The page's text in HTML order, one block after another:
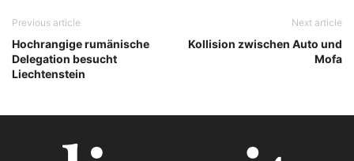
Previous article
Hochrangige rumänische
Delegation besucht
Liechtenstein
Next article
Kollision zwischen Auto und
Mofa